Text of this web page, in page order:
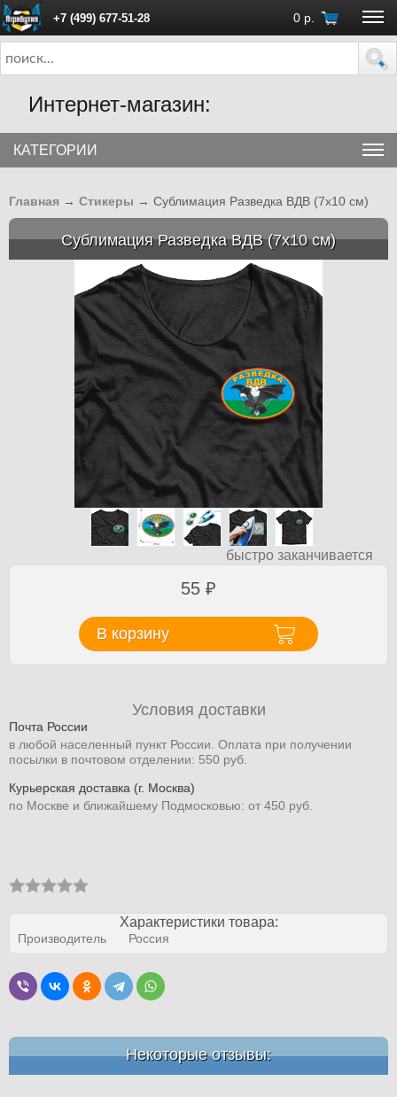
+7 (499) 677-51-28 0 р.
ПН - ПТ с 10:00 до 18:00 (Москва)
Интернет-магазин:
КАТЕГОРИИ
Главная → Стикеры → Сублимация Разведка ВДВ (7х10 см)
Сублимация Разведка ВДВ (7х10 см)
быстро заканчивается
55 ₽
В корзину
Условия доставки
Почта России
в любой населенный пункт России. Оплата при получении
посылки в почтовом отделении: 550 руб.
Курьерская доставка (г. Москва)
по Москве и ближайшему Подмосковью: от 450 руб.
Характеристики товара:
Производитель Россия
Некоторые отзывы: